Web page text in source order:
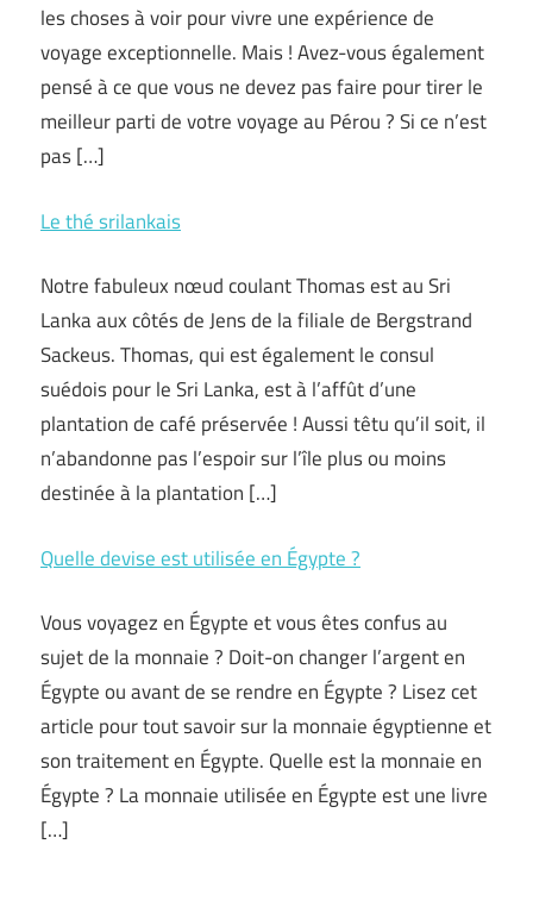
les choses à voir pour vivre une expérience de
voyage exceptionnelle. Mais ! Avez-vous également
pensé à ce que vous ne devez pas faire pour tirer le
meilleur parti de votre voyage au Pérou ? Si ce n’est
pas […]
Le thé srilankais
Notre fabuleux nœud coulant Thomas est au Sri
Lanka aux côtés de Jens de la filiale de Bergstrand
Sackeus. Thomas, qui est également le consul
suédois pour le Sri Lanka, est à l’affût d’une
plantation de café préservée ! Aussi têtu qu’il soit, il
n’abandonne pas l’espoir sur l’île plus ou moins
destinée à la plantation […]
Quelle devise est utilisée en Égypte ?
Vous voyagez en Égypte et vous êtes confus au
sujet de la monnaie ? Doit-on changer l’argent en
Égypte ou avant de se rendre en Égypte ? Lisez cet
article pour tout savoir sur la monnaie égyptienne et
son traitement en Égypte. Quelle est la monnaie en
Égypte ? La monnaie utilisée en Égypte est une livre
[…]